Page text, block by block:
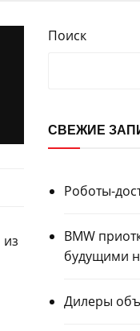
Поиск
СВЕЖИЕ
Роботы-
BMW
будущими
Дилеры